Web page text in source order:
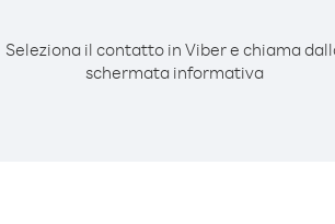
Seleziona il contatto in Viber e chiama
schermata informativa